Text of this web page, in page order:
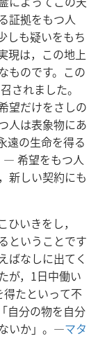
証拠をもつ人
しも疑いをもち
現は，この地上
ものです。この
されました。
望だけをさしの
人は表象物にあ
遠の生命を得る
― 希望をもつ人
新しい契約にも
いきをし，
ということです
ばなしに出てく
が，1日中働い
たといって不
自分の物を自分
いか」。―マタ